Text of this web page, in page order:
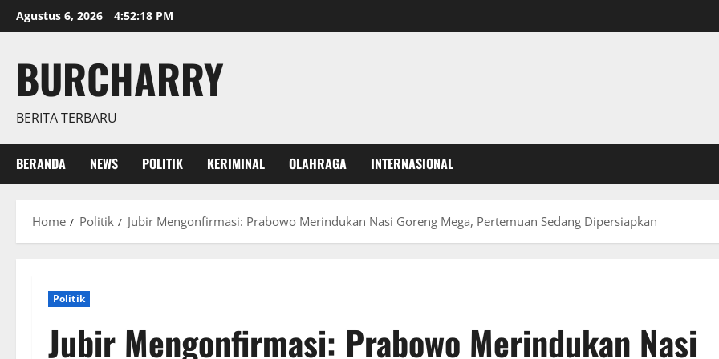
Skip
to
Agustus 6, 2026 4:52:19 PM
BURCHARRY
BERITA TERBARU
BERANDA NEWS POLITIK KERIMINAL OLAHRAGA INTERNASIONAL
Home Politik Jubir Mengonfirmasi: Prabowo Merindukan Nasi Goreng Mega, Pertemuan Sedang Dipersiapkan
Politik
Jubir Mengonfirmasi: Prabowo Merindukan Nasi